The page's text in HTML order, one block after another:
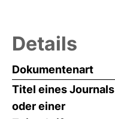
Details
Dokumentenart
Titel eines Journals
oder einer